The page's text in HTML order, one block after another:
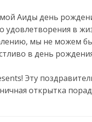
Аиды день
удовлетворения в
мы не можем
в день
Эту
открытка